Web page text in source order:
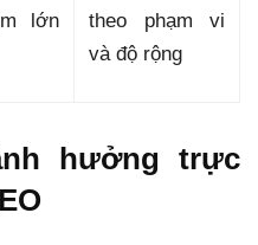
lớn
theo phạm vi
và độ rộng
hưởng trực